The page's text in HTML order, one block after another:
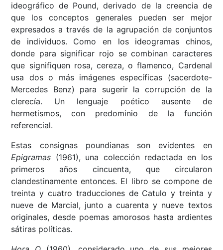
ideográfico de Pound, derivado de la creencia de
que los conceptos generales pueden ser mejor
expresados a través de la agrupación de conjuntos
de individuos. Como en los ideogramas chinos,
donde para significar rojo se combinan caracteres
que signifiquen rosa, cereza, o flamenco, Cardenal
usa dos o más imágenes específicas (sacerdote-
Mercedes Benz) para sugerir la corrupción de la
clerecía. Un lenguaje poético ausente de
hermetismos, con predominio de la función
referencial.
Estas consignas poundianas son evidentes en
Epigramas (1961), una colección redactada en los
primeros años cincuenta, que circularon
clandestinamente entonces. El libro se compone de
treinta y cuatro traducciones de Catulo y treinta y
nueve de Marcial, junto a cuarenta y nueve textos
originales, desde poemas amorosos hasta ardientes
sátiras políticas.